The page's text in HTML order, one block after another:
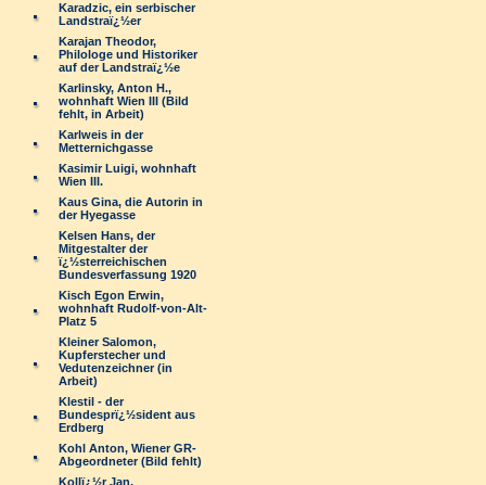
Karadzic, ein serbischer
Landstraï¿½er
Karajan Theodor,
Philologe und Historiker
auf der Landstraï¿½e
Karlinsky, Anton H.,
wohnhaft Wien III (Bild
fehlt, in Arbeit)
Karlweis in der
Metternichgasse
Kasimir Luigi, wohnhaft
Wien III.
Kaus Gina, die Autorin in
der Hyegasse
Kelsen Hans, der
Mitgestalter der
ï¿½sterreichischen
Bundesverfassung 1920
Kisch Egon Erwin,
wohnhaft Rudolf-von-Alt-
Platz 5
Kleiner Salomon,
Kupferstecher und
Vedutenzeichner (in
Arbeit)
Klestil - der
Bundesprï¿½sident aus
Erdberg
Kohl Anton, Wiener GR-
Abgeordneter (Bild fehlt)
Kollï¿½r Jan,